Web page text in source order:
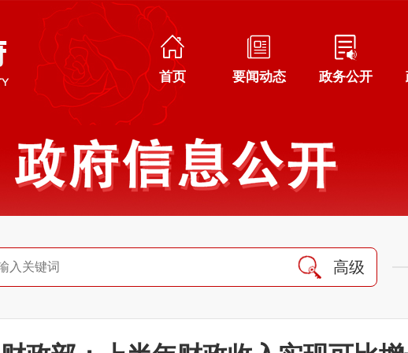
首页 要闻动态 政务公开
高级